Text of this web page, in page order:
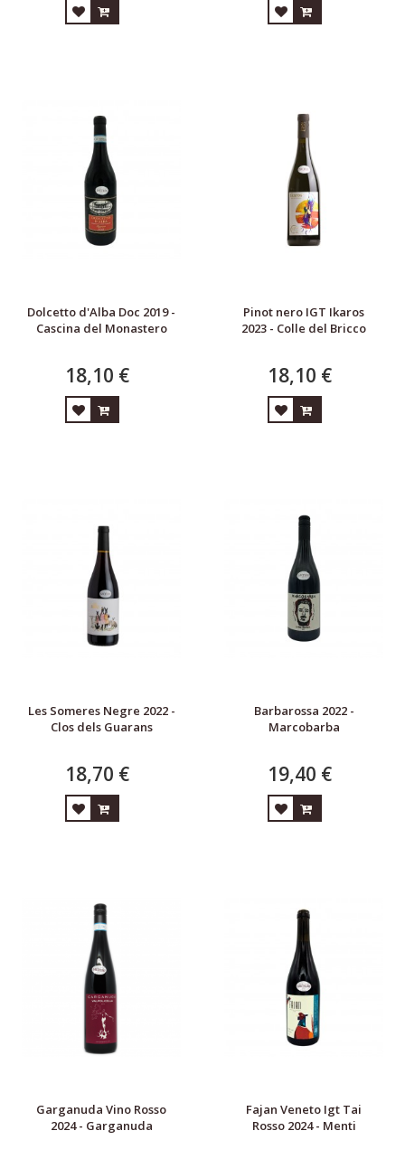
Dolcetto d'Alba Doc 2019 -
Cascina del Monastero
18,10 €
Pinot nero IGT Ikaros
2023 - Colle del Bricco
18,10 €
Les Someres Negre 2022 -
Clos dels Guarans
18,70 €
Barbarossa 2022 -
Marcobarba
19,40 €
Garganuda Vino Rosso
2024 - Garganuda
Fajan Veneto Igt Tai
Rosso 2024 - Menti